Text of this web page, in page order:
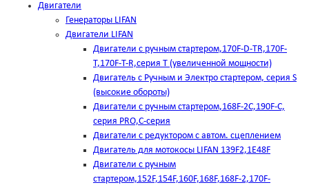
Двигатели
Генераторы LIFAN
Двигатели LIFAN
Двигатели с ручным стартером,170F-D-TR,170F-
T,170F-T-R,серия Т (увеличенной мощности)
Двигатель с Ручным и Электро стартером, серия S
(высокие обороты)
Двигатели с ручным стартером,168F-2C,190F-C,
серия PRO,C-серия
Двигатели с редуктором с автом. сцеплением
Двигатель для мотокосы LIFAN 139F2,1E48F
Двигатели с ручным
стартером,152F,154F,160F,168F,168F-2,170F-